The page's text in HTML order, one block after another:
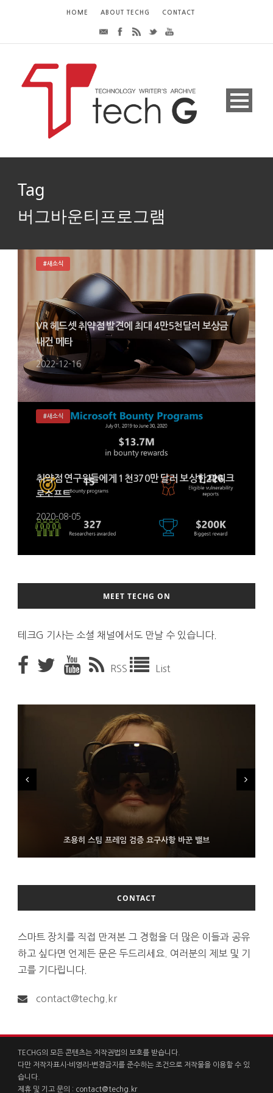
HOME ABOUT TECHG CONTACT
Tag
버그바운티프로그램
VR 헤드셋 취약점 발견에 최대 4만5천달러 보상금
내건 메타
2022-12-16
#새소식
취약점 연구원들에게 1천370만 달러 보상한 마이크
로소프트
2020-08-05
#새소식
MEET TECHG ON
테크G 기사는 소셜 채널에서도 만날 수 있습니다.
RSS List
조용히 스팀 프레임 검증 요구사항 바꾼 밸브
9월 4일부터 서비스 접는 안드로이드 장치용 구글 어시스턴트
FMS 2026서 차세대 3D 메모리 ZHBM·ZNAND-O 모형 처음 선
보인 삼성전자
CONTACT
스마트 장치를 직접 만져본 그 경험을 더 많은 이들과 공유
하고 싶다면 언제든 문은 두드리세요. 여러분의 제보 및 기
고를 기다립니다.
contact@techg.kr
TECHG의 모든 콘텐츠는 저작권법의 보호를 받습니다.
다만 저작자표시-비영리-변경금지를 준수하는 조건으로 저작물을 이용할 수 있
습니다.
제휴 및 기고 문의 : contact@techg.kr